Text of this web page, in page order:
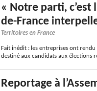
« Notre parti, c’est
de-France
Territoires en France
Fait inédit : les entreprises ont
destiné aux candidats aux élections
Reportage à